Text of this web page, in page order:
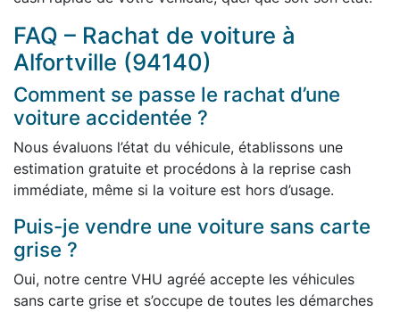
FAQ – Rachat de voiture à
Alfortville (94140)
Comment se passe le rachat d’une
voiture accidentée ?
Nous évaluons l’état du véhicule, établissons une
estimation gratuite et procédons à la reprise cash
immédiate, même si la voiture est hors d’usage.
Puis-je vendre une voiture sans carte
grise ?
Oui, notre centre VHU agréé accepte les véhicules
sans carte grise et s’occupe de toutes les démarches